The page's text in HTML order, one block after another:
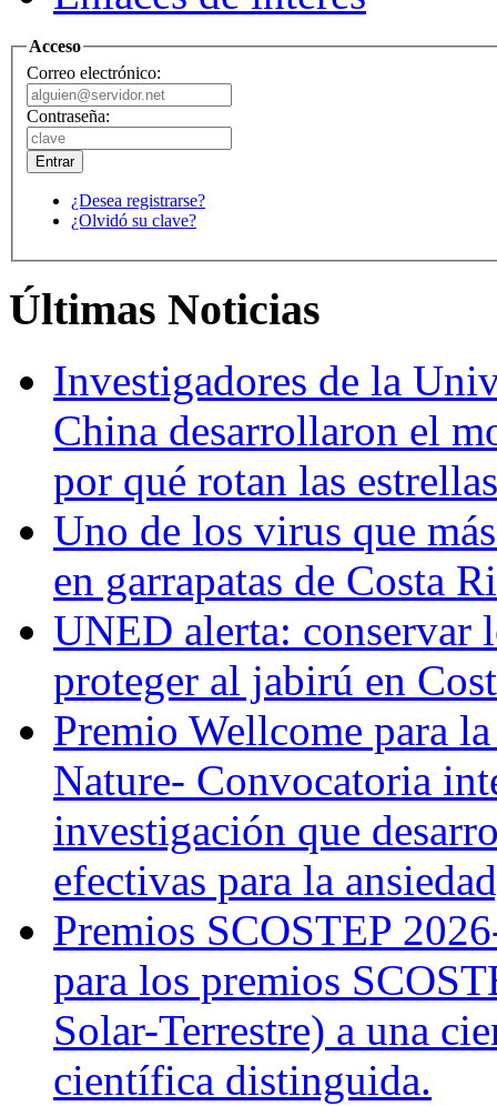
Acceso
Correo electrónico:
Contraseña:
¿Desea registrarse?
¿Olvidó su clave?
Últimas Noticias
Investigadores de la
China desarrollaron el
por qué rotan las
Uno de los virus que
en garrapatas de Costa
UNED alerta: conservar
proteger al jabirú en
Premio Wellcome para
Nature- Convocatoria
investigación que
efectivas para la
Premios SCOSTEP
para los premios
Solar-Terrestre) a una
científica distinguida.